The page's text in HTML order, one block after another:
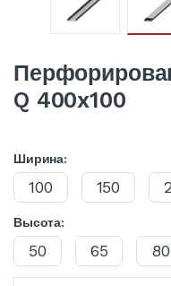
Q 400x100
Ширина:
100 150
Высота:
50 65 80